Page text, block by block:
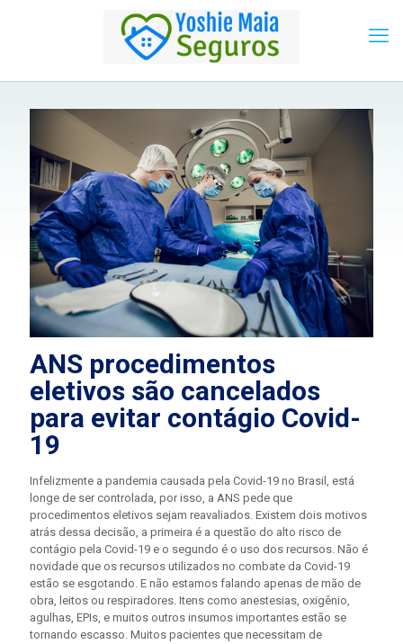
ANS procedimentos
eletivos são cancelados
para evitar contágio Covid-
19
Infelizmente a pandemia causada pela Covid-19 no Brasil, está
longe de ser controlada, por isso, a ANS pede que
procedimentos eletivos sejam reavaliados. Existem dois motivos
atrás dessa decisão, a primeira é a questão do alto risco de
contágio pela Covid-19 e o segundo é o uso dos recursos. Não é
novidade que os recursos utilizados no combate da Covid-19
estão se esgotando. E não estamos falando apenas de mão de
obra, leitos ou respiradores. Itens como anestesias, oxigênio,
agulhas, EPIs, e muitos outros insumos importantes estão se
tornando escasso. Muitos pacientes que necessitam de